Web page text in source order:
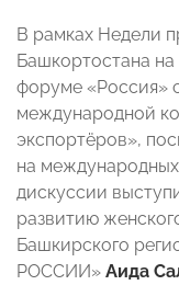
В рамках Недели
Башкортостана
форуме «Россия»
международной
экспортёров»,
на
дискуссии
развитию
Башкирского
РОССИИ» Аида